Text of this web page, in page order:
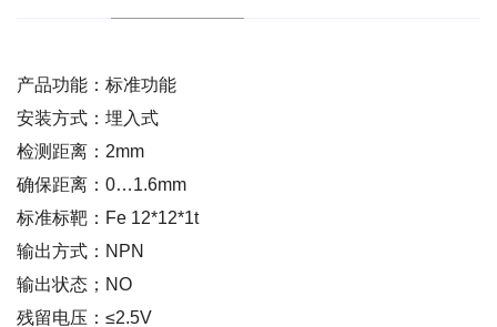
产品功能：标准功能
安装方式：埋入式
检测距离：2mm
确保距离：0…1.6mm
标准标靶：Fe 12*12*1t
输出方式：NPN
输出状态；NO
残留电压：≤2.5V